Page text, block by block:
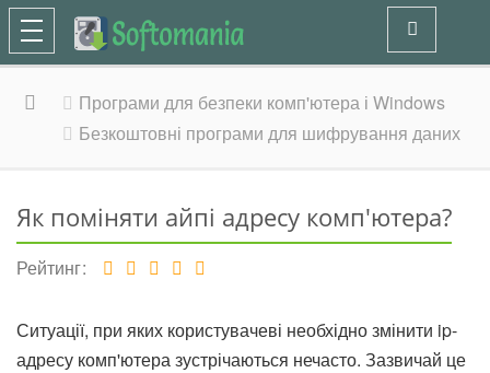
Програми для безпеки комп'ютера і Windows
Безкоштовні програми для шифрування даних
Як поміняти айпі адресу комп'ютера?
Рейтинг
Ситуації, при яких користувачеві необхідно змінити ip-
адресу комп'ютера зустрічаються нечасто. Зазвичай це